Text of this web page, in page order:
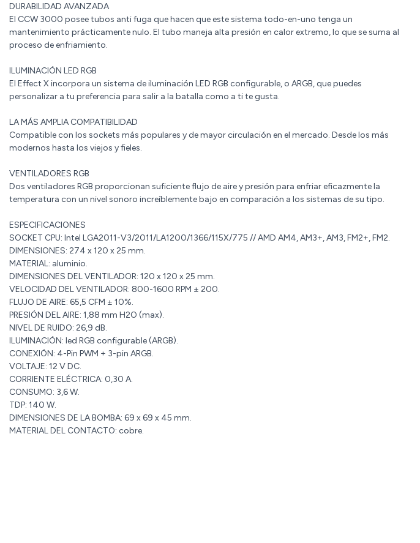
DURABILIDAD AVANZADA
El CCW 3000 posee tubos anti fuga que hacen que este sistema todo-en-uno tenga un
mantenimiento prácticamente nulo. El tubo maneja alta presión en calor extremo, lo que se suma al
proceso de enfriamiento.
ILUMINACIÓN LED RGB
El Effect X incorpora un sistema de iluminación LED RGB configurable, o ARGB, que puedes
personalizar a tu preferencia para salir a la batalla como a ti te gusta.
LA MÁS AMPLIA COMPATIBILIDAD
Compatible con los sockets más populares y de mayor circulación en el mercado. Desde los más
modernos hasta los viejos y fieles.
VENTILADORES RGB
Dos ventiladores RGB proporcionan suficiente flujo de aire y presión para enfriar eficazmente la
temperatura con un nivel sonoro increíblemente bajo en comparación a los sistemas de su tipo.
ESPECIFICACIONES
SOCKET CPU: Intel LGA2011-V3/2011/LA1200/1366/115X/775 // AMD AM4, AM3+, AM3, FM2+, FM2.
DIMENSIONES: 274 x 120 x 25 mm.
MATERIAL: aluminio.
DIMENSIONES DEL VENTILADOR: 120 x 120 x 25 mm.
VELOCIDAD DEL VENTILADOR: 800-1600 RPM ± 200.
FLUJO DE AIRE: 65,5 CFM ± 10%.
PRESIÓN DEL AIRE: 1,88 mm H2O (max).
NIVEL DE RUIDO: 26,9 dB.
ILUMINACIÓN: led RGB configurable (ARGB).
CONEXIÓN: 4-Pin PWM + 3-pin ARGB.
VOLTAJE: 12 V DC.
CORRIENTE ELÉCTRICA: 0,30 A.
CONSUMO: 3,6 W.
TDP: 140 W.
DIMENSIONES DE LA BOMBA: 69 x 69 x 45 mm.
MATERIAL DEL CONTACTO: cobre.